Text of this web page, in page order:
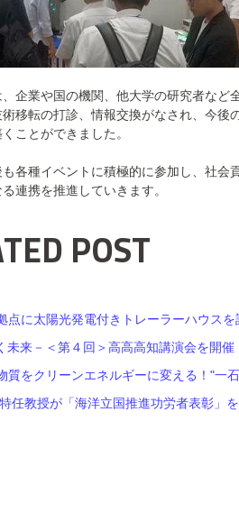
企業や国の機関、他大学の研究者な
移転の打診、情報交換がなされ、今後
ことができました。
各種イベントに積極的に参加し、社
連携を推進していきます。
POST
点に太陽光発電付きトレーラーハウスを
未来－＜第４回＞高高高知講演会を開催
質をクリーンエネルギーに変える！"一
任教授が「海洋立国推進功労者表彰」